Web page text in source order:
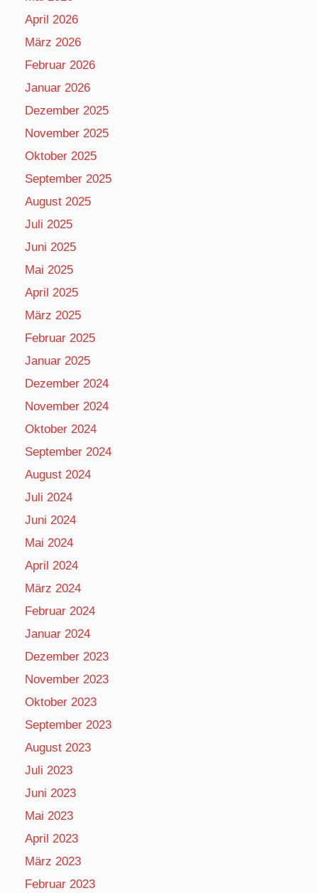
April 2026
März 2026
Februar 2026
Januar 2026
Dezember 2025
November 2025
Oktober 2025
September 2025
August 2025
Juli 2025
Juni 2025
Mai 2025
April 2025
März 2025
Februar 2025
Januar 2025
Dezember 2024
November 2024
Oktober 2024
September 2024
August 2024
Juli 2024
Juni 2024
Mai 2024
April 2024
März 2024
Februar 2024
Januar 2024
Dezember 2023
November 2023
Oktober 2023
September 2023
August 2023
Juli 2023
Juni 2023
Mai 2023
April 2023
März 2023
Februar 2023